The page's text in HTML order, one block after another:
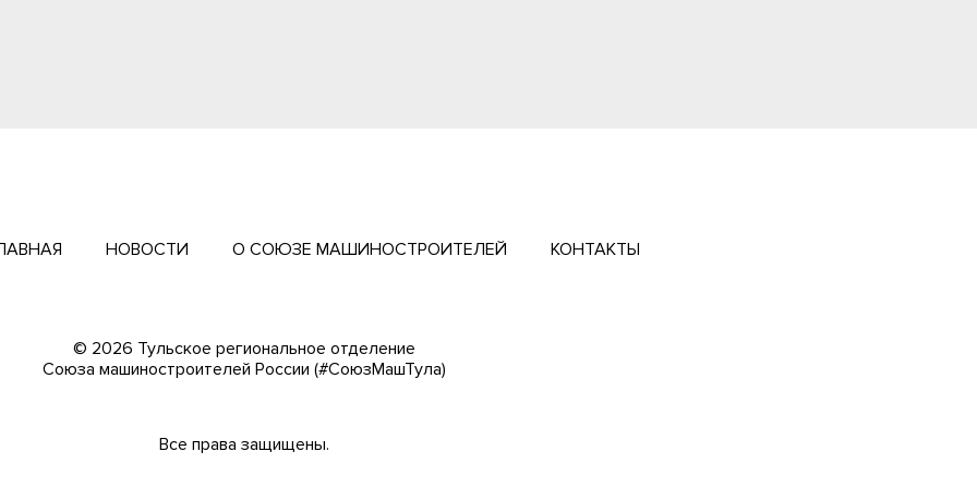
НОВОСТИ О СОЮЗЕ МАШИНОСТРОИТЕЛЕЙ КОНТАКТЫ
© 2026 Тульское региональное отделение
Cоюза машиностроителей России (#СоюзМашТула)
Все права защищены.